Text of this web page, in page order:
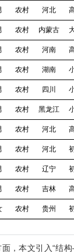
农村 河北
农村 内蒙古
农村 河南
农村 湖南
农村 四川
农村 黑龙江
农村 河北
农村 河北
农村 辽宁
农村 吉林
农村 贵州
，本文引入“结